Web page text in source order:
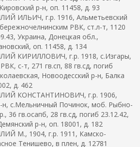
р-н, оп. 11458, д. 93
ИЛЬИЧ, г.р. 1916, Альметьевский
РВК, ст.л-т, 1120
Украина, Донецкая обл.,
оп. 11458, д. 134
КИРИЛЛОВИЧ, г.р. 1918, с.Изгары,
с-т, 271 гв.сп, 88 гв.сд, погиб
Новоодесский р-н, Балка
д. 462
КОНСТАНТИНОВИЧ, г.р. 1906,
с.Мельничный Починок, моб. Рыбно-
36 гв.осапб, 28 гв.сд, погиб 23.12.42,
р-н, оп. 18001, д. 182
М., 1904, г.р. 1911, Камско-
Тенишево, в плен, д. 12781